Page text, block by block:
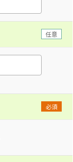
任意
必須